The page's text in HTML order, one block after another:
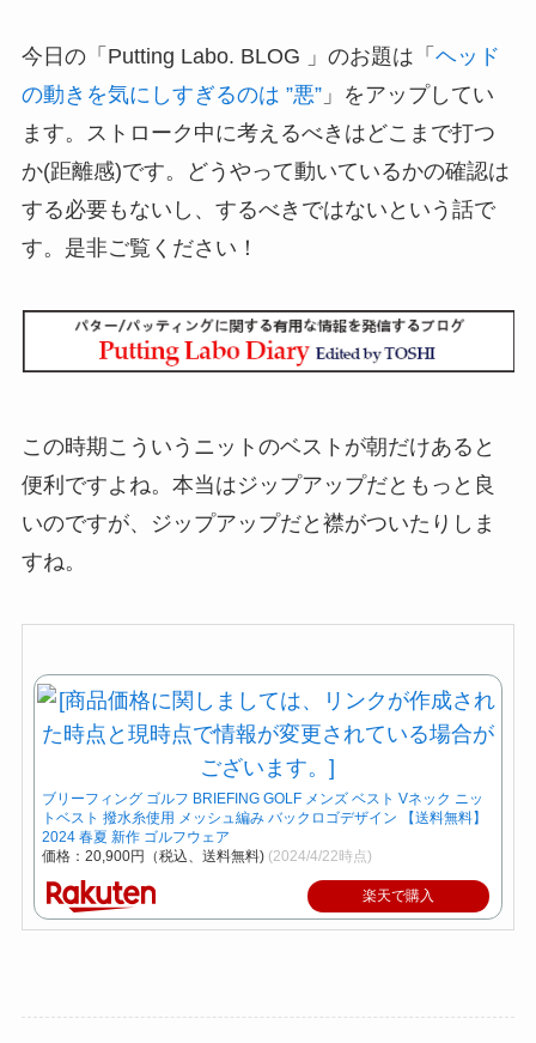
今日の「Putting Labo. BLOG 」のお題は「 ヘッド
の動きを気にしすぎるのは ”悪”」をアップしてい
ます。ストローク中に考えるべきはどこまで打つ
か(距離感)です。どうやって動いているかの確認は
する必要もないし、するべきではないという話で
す。是非ご覧ください！
この時期こういうニットのベストが朝だけあると
便利ですよね。本当はジップアップだともっと良
いのですが、ジップアップだと襟がついたりしま
すね。
ブリーフィング ゴルフ BRIEFING GOLF メンズ ベスト Vネック ニッ
トベスト 撥水糸使用 メッシュ編み バックロゴデザイン 【送料無料】
2024 春夏 新作 ゴルフウェア
価格：20,900円（税込、送料無料) (2024/4/22時点)
楽天で購入